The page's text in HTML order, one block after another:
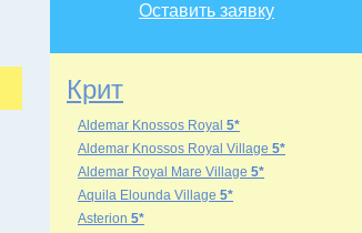
Оставить заявку
Крит
Aldemar Knossos Royal 5*
Aldemar Knossos Royal Village 5*
Aldemar Royal Mare Village 5*
Aquila Elounda Village 5*
Asterion 5*